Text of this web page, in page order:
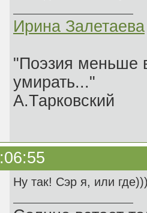
Ирина Залетаева
"Поэзия меньше
умирать..."
А.Тарковский
Ну так! Сэр я, или